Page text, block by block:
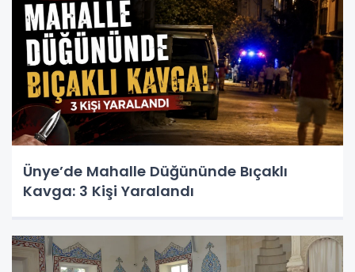
Ünye’de Mahalle Düğününde Bıçaklı
Kavga: 3 Kişi Yaralandı